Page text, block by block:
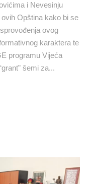
i Nevesinju
Opština kako bi se
ovog
karaktera te
programu Vijeća
šemi za...